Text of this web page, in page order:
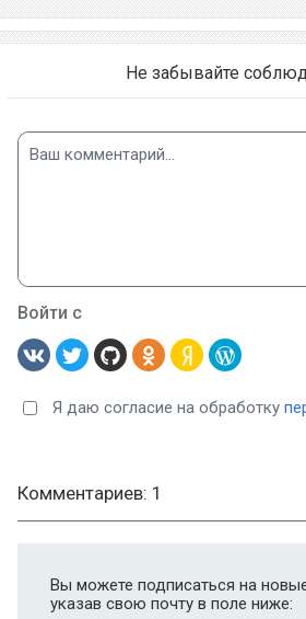
Не забывайте
Войти с
Я даю согласие на обработку
Комментариев: 1
Вы можете подписаться на
указав свою почту в поле ниже: